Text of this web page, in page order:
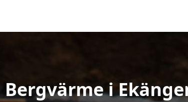
Bergvärme i